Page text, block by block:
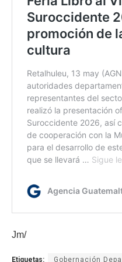
Jm/
Etiquetas: Gobernación